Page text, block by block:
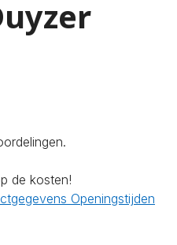
de kosten!
Openingstijden